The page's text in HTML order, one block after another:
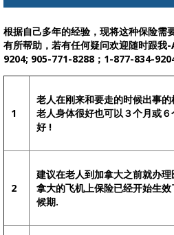
根据自己多年的经验，现将这种保险需
有所帮助，若有任何疑问欢迎随时跟
9204; 905-771-8288；1-877-834-
1
老人在刚来和要走的时候出事
老人身体很好也可以３个月或
好 !
2
建议在老人到加拿大之前就办
拿大的飞机上保险已经开始生
候期.